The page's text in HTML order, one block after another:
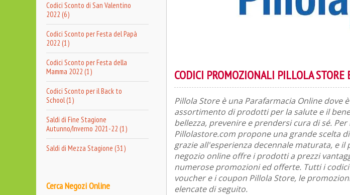
Codici Sconto di San Valentino
2022 (6)
Codici Sconto per Festa del Papà
2022 (1)
Codici Sconto per Festa della
Mamma 2022 (1)
Codici Sconto per il Back to
School (1)
Saldi di Fine Stagione
Autunno/Inverno 2021-22 (1)
Saldi di Mezza Stagione (31)
Cerca Negozi Online
CODICI PROMOZIONALI PILLOLA STORE
Pillola Store è una Parafarmacia Online dove
assortimento di prodotti per la salute e il
bellezza, prevenire e prendersi cura di sé.
Pillolastore.com propone una grande scelta
grazie all'esperienza decennale maturata, e
negozio online offre i prodotti a prezzi
numerose promozioni ed offerte. Tutti i
voucher e i coupon Pillola Store, le
elencate di seguito.